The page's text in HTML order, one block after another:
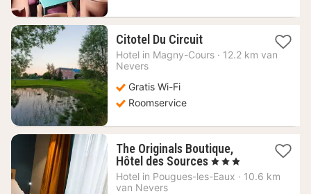
Citotel Du Circuit1
nacht
Hotel in Magny-Cours · 12.2 km van
Nevers
Gratis Wi-Fi
Roomservice
The Originals Boutique,
Hôtel des Sources 1
nacht
, 3 Sterren
Hotel in Pougues-les-Eaux · 10.6 km
van Nevers